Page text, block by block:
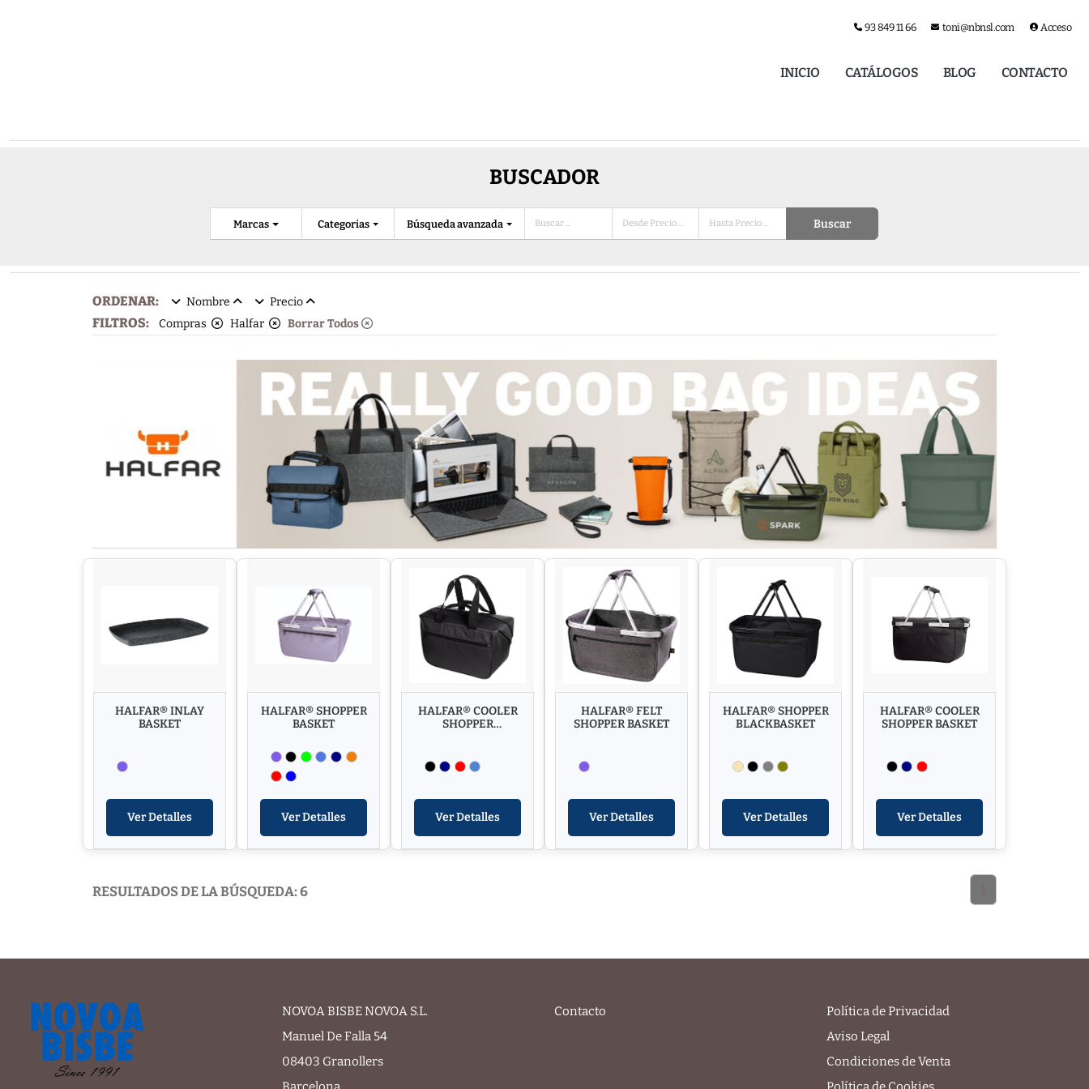
93 849 11 66 toni@nbnsl.com Acceso
INICIO CATÁLOGOS BLOG CONTACTO
BUSCADOR
Categorias
Marcas Búsqueda avanzada Buscar
ORDENAR: Nombre Precio
FILTROS: Compras Halfar Borrar Todos
HALFAR® INLAY
BASKET
Ver Detalles
HALFAR® SHOPPER
BASKET
Ver Detalles
HALFAR® COOLER
SHOPPER
Ver Detalles
HALFAR® FELT
SHOPPER BASKET
Ver Detalles
HALFAR® SHOPPER
BLACKBASKET
Ver Detalles
HALFAR® COOLER
SHOPPER BASKET
Ver Detalles
RESULTADOS DE LA BÚSQUEDA: 6
NOVOA BISBE NOVOA S.L.
Manuel De Falla 54
08403 Granollers
Contacto
Política de Privacidad
Aviso Legal
Condiciones de Venta